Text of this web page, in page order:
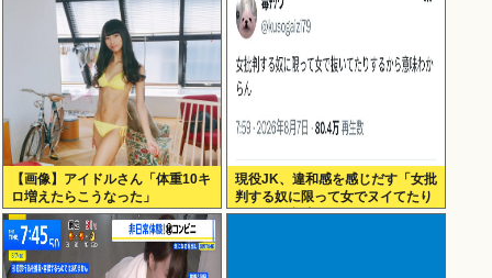
【画像】アイドルさん「体重10キ
ロ増えたらこうなった」
現役JK、違和感を感じだす「女批
判する奴に限って女でヌイてたり
するから意味わからなくなってき